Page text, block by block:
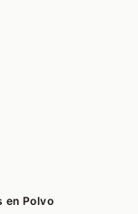
en Polvo